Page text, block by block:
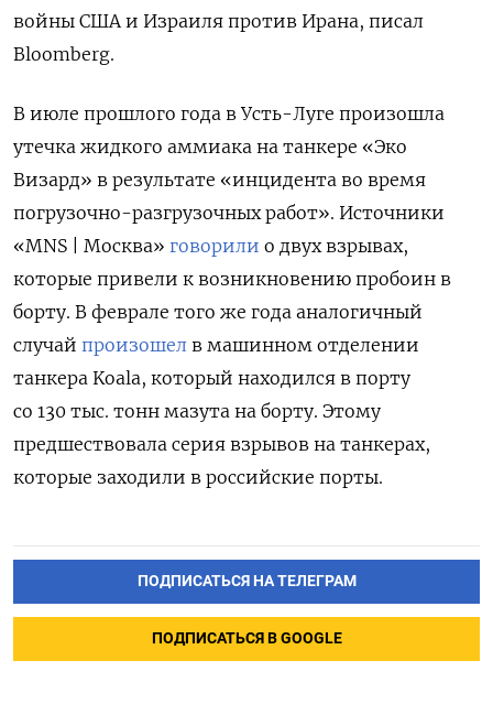
войны США и Израиля против Ирана, писал
Bloomberg.
В июле прошлого года в Усть-Луге произошла
утечка жидкого аммиака на танкере «Эко
Визард» в результате «инцидента во время
погрузочно-разгрузочных работ». Источники
«MNS | Москва» говорили о двух взрывах,
которые привели к возникновению пробоин в
борту. В феврале того же года аналогичный
случай произошел в машинном отделении
танкера Koala, который находился в порту
со 130 тыс. тонн мазута на борту. Этому
предшествовала серия взрывов на танкерах,
которые заходили в российские порты.
ПОДПИСАТЬСЯ НА ТЕЛЕГРАМ
ПОДПИСАТЬСЯ В GOOGLE